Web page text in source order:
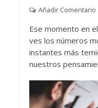
Añadir Comentario
Ese momento en
ves los números
instantes más
nuestros